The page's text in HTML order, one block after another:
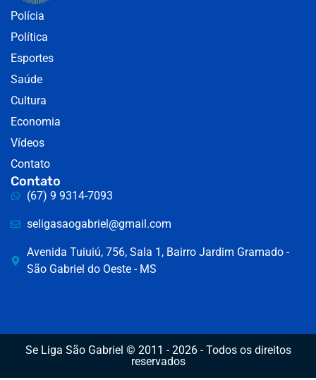
Polícia
Política
Esportes
Saúde
Cultura
Economia
Vídeos
Contato
Contato
(67) 9 9314-7093
seligasaogabriel@gmail.com
Avenida Tuiuiú, 756, Sala 1, Bairro Jardim Gramado -
São Gabriel do Oeste - MS
Se Liga São Gabriel © 2011 - 2026 - Todos os direitos
reservados